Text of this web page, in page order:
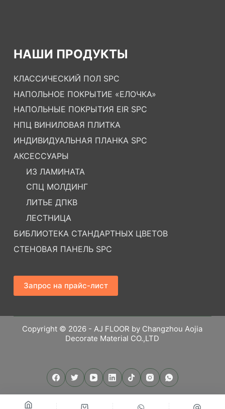
НАШИ ПРОДУКТЫ
КЛАССИЧЕСКИЙ ПОЛ SPC
НАПОЛЬНОЕ ПОКРЫТИЕ «ЕЛОЧКА»
НАПОЛЬНЫЕ ПОКРЫТИЯ EIR SPC
НПЦ ВИНИЛОВАЯ ПЛИТКА
ИНДИВИДУАЛЬНАЯ ПЛАНКА SPC
АКСЕССУАРЫ
ИЗ ЛАМИНАТА
СПЦ МОЛДИНГ
ЛИТЬЕ ДПКВ
ЛЕСТНИЦА
БИБЛИОТЕКА СТАНДАРТНЫХ ЦВЕТОВ
СТЕНОВАЯ ПАНЕЛЬ SPC
Запрос на прайс-лист
Copyright © 2026 - AJ FLOOR by Changzhou Aojia
Decorate Material CO.,LTD